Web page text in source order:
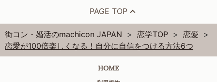
PAGE TOP
街コン・婚活のmachicon JAPAN 恋学TOP
恋愛
恋愛が100倍楽しくなる！自分に自信をつける方法6つ
HOME